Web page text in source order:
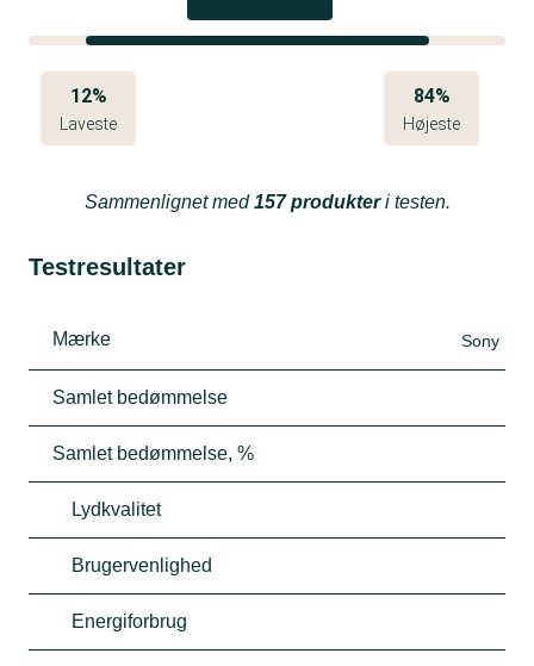
12%
Laveste
84%
Højeste
Sammenlignet med157 produkteri testen.
Testresultater
Mærke Sony
Samlet bedømmelse
Samlet bedømmelse, %
Lydkvalitet
Brugervenlighed
Energiforbrug